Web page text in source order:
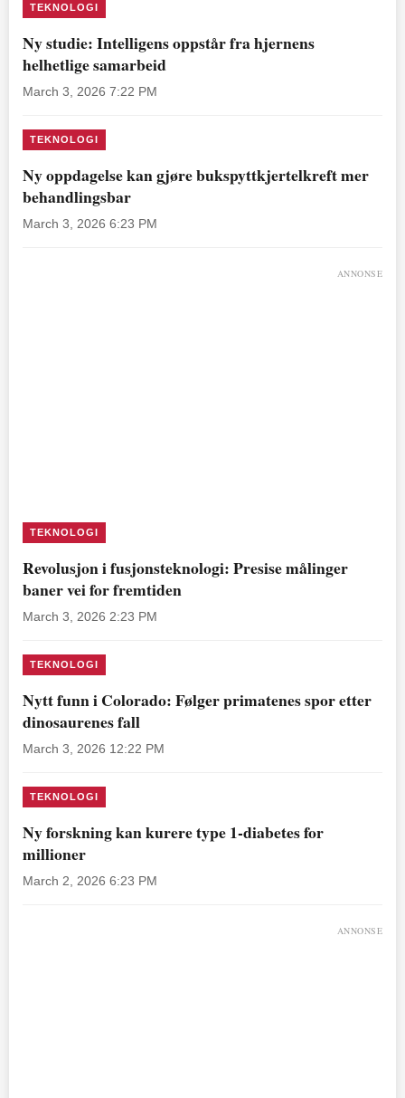
TEKNOLOGI
Ny studie: Intelligens oppstår fra hjernens
helhetlige samarbeid
March 3, 2026 7:22 PM
TEKNOLOGI
Ny oppdagelse kan gjøre bukspyttkjertelkreft mer
behandlingsbar
March 3, 2026 6:23 PM
ANNONSE
TEKNOLOGI
Revolusjon i fusjonsteknologi: Presise målinger
baner vei for fremtiden
March 3, 2026 2:23 PM
TEKNOLOGI
Nytt funn i Colorado: Følger primatenes spor etter
dinosaurenes fall
March 3, 2026 12:22 PM
TEKNOLOGI
Ny forskning kan kurere type 1-diabetes for
millioner
March 2, 2026 6:23 PM
ANNONSE